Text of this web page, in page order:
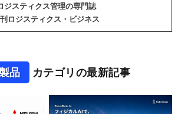
ジスティクス管理の専門誌
ロジスティクス・ビジネス
品 カテゴリの最新記事